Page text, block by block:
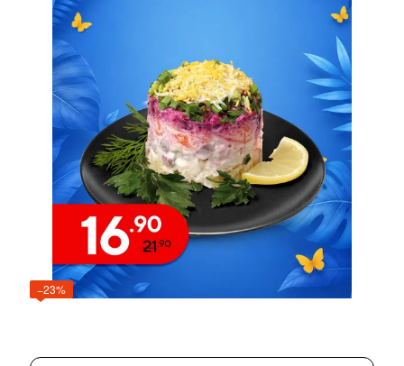
−23%